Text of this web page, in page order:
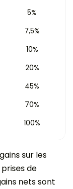
5%
7,5%
10%
20%
45%
70%
100%
sur les
de
nets sont